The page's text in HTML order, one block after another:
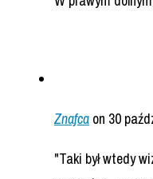
Znafca on 30
"Taki był wtedy